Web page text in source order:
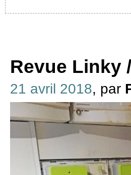
Revue Linky
21 avril 2018, par